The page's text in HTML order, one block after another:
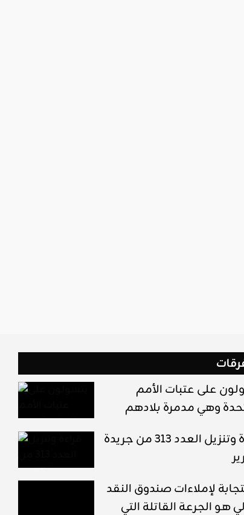
على عتبات الأمم
قراءة وتنزيل العدد 313 من جريدة
لإملاءات صندوق النقد
هو الجرعة القاتلة التي